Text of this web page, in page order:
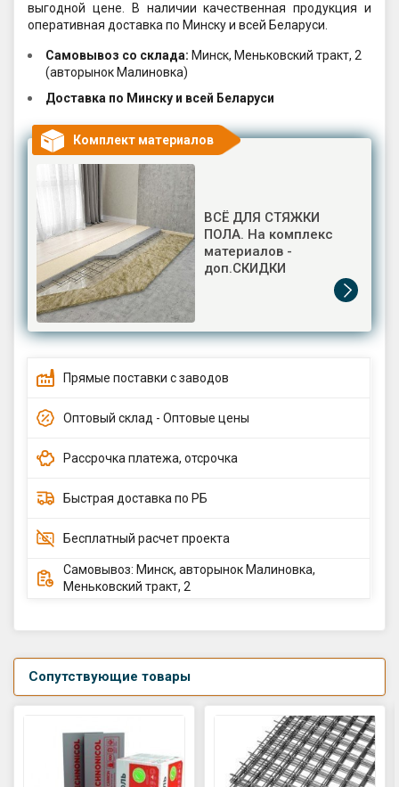
выгодной цене. В наличии качественная продукция и
оперативная доставка по Минску и всей Беларуси.
Самовывоз со склада: Минск, Меньковский тракт, 2
(авторынок Малиновка)
Доставка по Минску и всей Беларуси
Комплект материалов
ВСЁ ДЛЯ СТЯЖКИ
ПОЛА. На комплекс
материалов -
доп.СКИДКИ
Прямые поставки с заводов
Оптовый склад - Оптовые цены
Рассрочка платежа, отсрочка
Быстрая доставка по РБ
Бесплатный расчет проекта
Самовывоз: Минск, авторынок Малиновка,
Меньковский тракт, 2
Сопутствующие товары